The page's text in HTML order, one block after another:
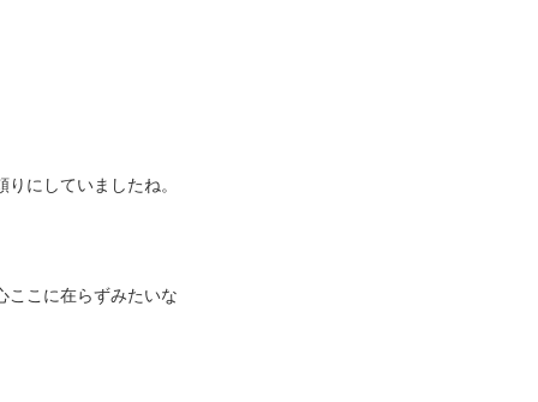
にしていましたね。
ここに在らずみたいな